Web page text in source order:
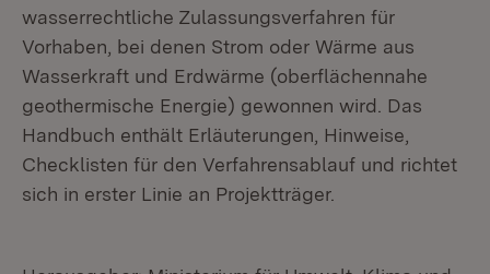
wasserrechtliche Zulassungsverfahren für
Vorhaben, bei denen Strom oder Wärme aus
Wasserkraft und Erdwärme (oberflächennahe
geothermische Energie) gewonnen wird. Das
Handbuch enthält Erläuterungen, Hinweise,
Checklisten für den Verfahrensablauf und richtet
sich in erster Linie an Projektträger.